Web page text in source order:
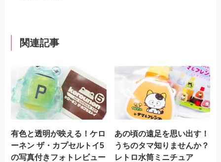
関連記事
有色と透明が映える！ケロ
ーネン ザ・カプセルトイ5
の写真付きフォトレビュー
あの頃の遠足を思い出す！
うちのタマ知りませんか？
レトロ水筒ミニチュア